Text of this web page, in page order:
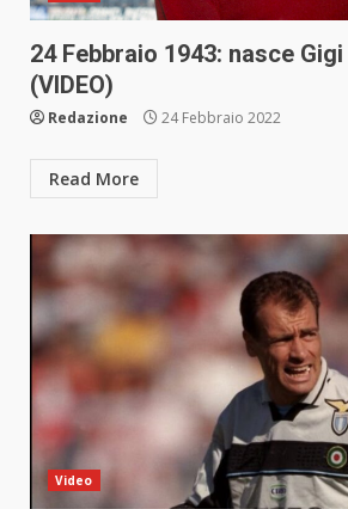
24 Febbraio 1943: nasce
(VIDEO)
Redazione 24 Febbraio 2022
Read More
Video